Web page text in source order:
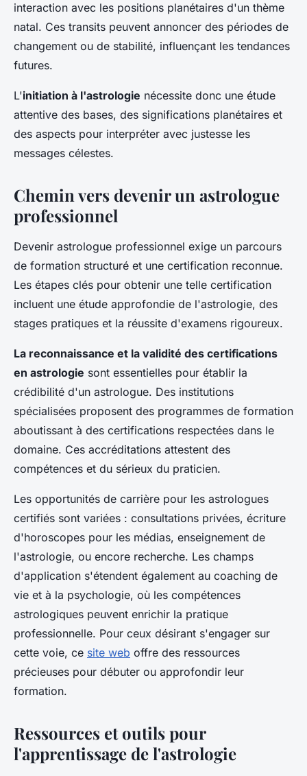
interaction avec les positions planétaires d'un thème
natal. Ces transits peuvent annoncer des périodes de
changement ou de stabilité, influençant les tendances
futures.
L'initiation à l'astrologie nécessite donc une étude
attentive des bases, des significations planétaires et
des aspects pour interpréter avec justesse les
messages célestes.
Chemin vers devenir un astrologue
professionnel
Devenir astrologue professionnel exige un parcours
de formation structuré et une certification reconnue.
Les étapes clés pour obtenir une telle certification
incluent une étude approfondie de l'astrologie, des
stages pratiques et la réussite d'examens rigoureux.
La reconnaissance et la validité des certifications
en astrologie sont essentielles pour établir la
crédibilité d'un astrologue. Des institutions
spécialisées proposent des programmes de formation
aboutissant à des certifications respectées dans le
domaine. Ces accréditations attestent des
compétences et du sérieux du praticien.
Les opportunités de carrière pour les astrologues
certifiés sont variées : consultations privées, écriture
d'horoscopes pour les médias, enseignement de
l'astrologie, ou encore recherche. Les champs
d'application s'étendent également au coaching de
vie et à la psychologie, où les compétences
astrologiques peuvent enrichir la pratique
professionnelle. Pour ceux désirant s'engager sur
cette voie, ce site web offre des ressources
précieuses pour débuter ou approfondir leur
formation.
Ressources et outils pour
l'apprentissage de l'astrologie